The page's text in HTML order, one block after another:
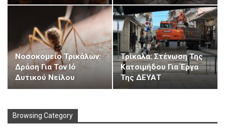
Νοσοκομείο Τρικάλων:
Δράση Για Τον Ιό
Δυτικού Νείλου
Τρίκαλα: Στένωση Της
Κατσιμήδου Για Έργα
Της ΔΕΥΑΤ
Browsing Category